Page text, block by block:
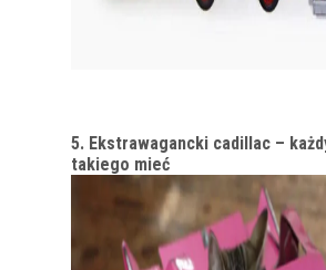
5. Ekstrawagancki cadillac –
takiego mieć